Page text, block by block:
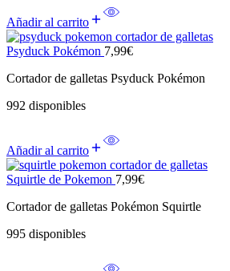
Añadir al carrito
Psyduck Pokémon 7,99€
Cortador de galletas Psyduck Pokémon
992 disponibles
Añadir al carrito
Squirtle de Pokemon 7,99€
Cortador de galletas Pokémon Squirtle
995 disponibles